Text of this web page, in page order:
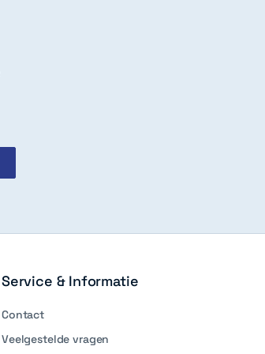
Service & Informatie
Contact
Veelgestelde vragen